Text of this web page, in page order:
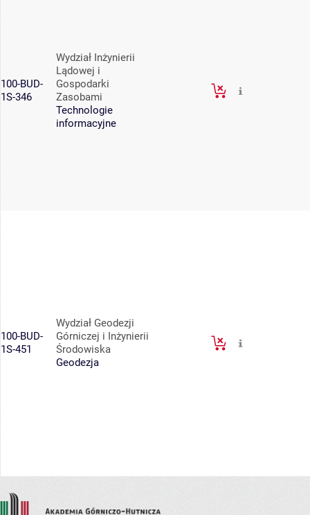
100-BUD-
1S-346
Wydział Inżynierii
Lądowej i
Gospodarki
Zasobami
Technologie
informacyjne
100-BUD-
1S-451
Wydział Geodezji
Górniczej i Inżynierii
Środowiska
Geodezja